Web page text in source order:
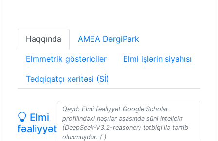
Haqqında AMEA DərgiPark
Elmmetrik göstəricilər Elmi işlərin siyahısı
Tədqiqatçı xəritəsi (Sİ)
Elmi
fəaliyyət
Qeyd: Elmi fəaliyyət Google Scholar
profilindəki nəşrlər əsasında süni intellekt
(DeepSeek-V3.2-reasoner) tətbiqi ilə tərtib
olunmuşdur. ( )